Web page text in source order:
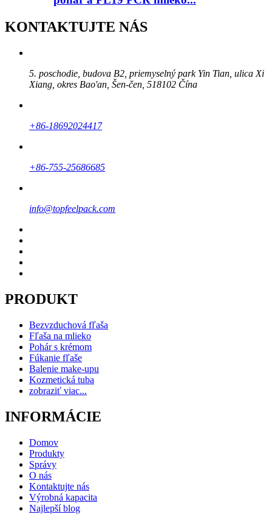
KONTAKTUJTE NÁS
5. poschodie, budova B2, priemyselný park Yin Tian, ​​ulica Xi
Xiang, okres Bao'an, Šen-čen, 518102 Čína
+86-18692024417
+86-755-25686685
info@topfeelpack.com
PRODUKT
Bezvzduchová fľaša
Fľaša na mlieko
Pohár s krémom
Fúkanie fľaše
Balenie make-upu
Kozmetická tuba
zobraziť viac...
INFORMÁCIE
Domov
Produkty
Správy
O nás
Kontaktujte nás
Výrobná kapacita
Najlepší blog